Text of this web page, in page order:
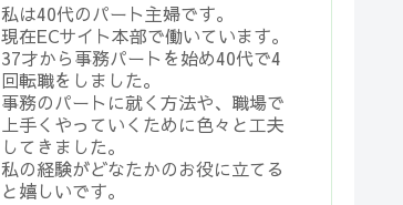
私は40代のパート主婦です。
現在ECサイト本部で働いています。
37才から事務パートを始め40代で4
回転職をしました。
事務のパートに就く方法や、職場で
上手くやっていくために色々と工夫
してきました。
私の経験がどなたかのお役に立てる
と嬉しいです。